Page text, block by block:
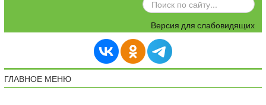
Версия для слабовидящих
ГЛАВНОЕ МЕНЮ